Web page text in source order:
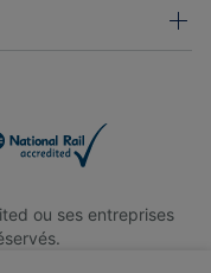
ou ses entreprises